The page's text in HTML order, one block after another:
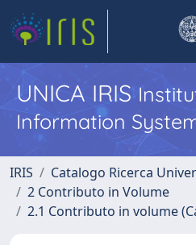
UNICA IRIS
Information
IRIS
Catalogo Ricerca
2 Contributo in Volume
2.1 Contributo in volume